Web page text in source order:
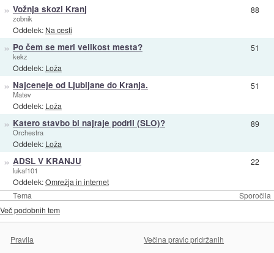
Tema Sporočila
» Vožnja skozi Kranj
zobnik
Oddelek: Na cesti
88
» Po čem se meri velikost mesta?
kekz
Oddelek: Loža
51
» Najceneje od Ljubljane do Kranja.
Matev
Oddelek: Loža
51
» Katero stavbo bi najraje podrli (SLO)?
Orchestra
Oddelek: Loža
89
» ADSL V KRANJU
lukaf101
Oddelek:Omrežja in internet
22
Več podobnih tem
Pravila Večina pravic pridržanih